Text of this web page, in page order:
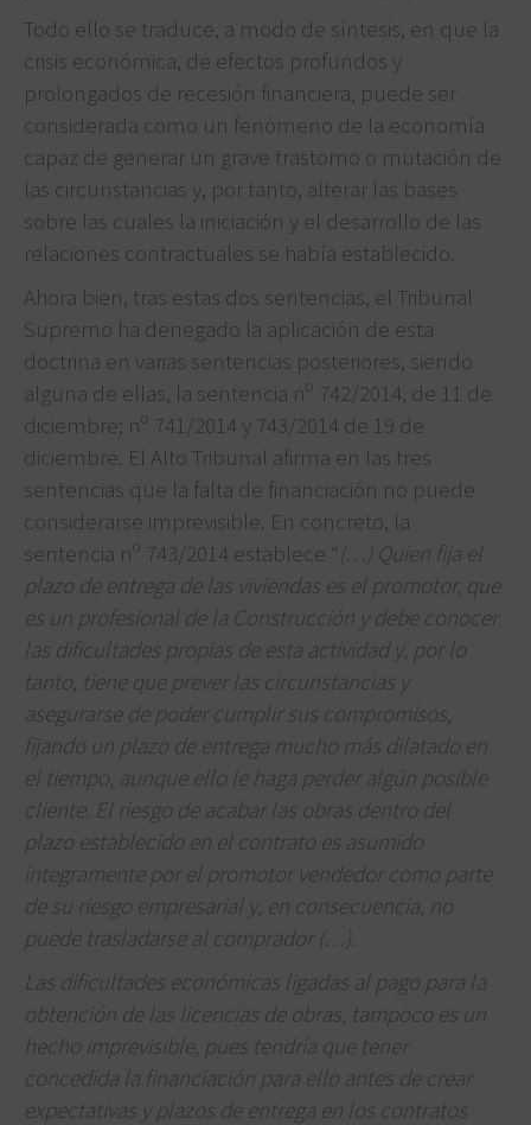
Todo ello se traduce, a modo de síntesis, en que la
crisis económica, de efectos profundos y
prolongados de recesión financiera, puede ser
considerada como un fenómeno de la economía
capaz de generar un grave trastorno o mutación de
las circunstancias y, por tanto, alterar las bases
sobre las cuales la iniciación y el desarrollo de las
relaciones contractuales se había establecido.
Ahora bien, tras estas dos sentencias, el Tribunal
Supremo ha denegado la aplicación de esta
doctrina en varias sentencias posteriores, siendo
alguna de ellas, la sentencia nº 742/2014, de 11 de
diciembre; nº 741/2014 y 743/2014 de 19 de
diciembre. El Alto Tribunal afirma en las tres
sentencias que la falta de financiación no puede
considerarse imprevisible. En concreto, la
sentencia nº 743/2014 establece “(…) Quien fija el
plazo de entrega de las viviendas es el promotor, que
es un profesional de la Construcción y debe conocer
las dificultades propias de esta actividad y, por lo
tanto, tiene que prever las circunstancias y
asegurarse de poder cumplir sus compromisos,
fijando un plazo de entrega mucho más dilatado en
el tiempo, aunque ello le haga perder algún posible
cliente. El riesgo de acabar las obras dentro del
plazo establecido en el contrato es asumido
íntegramente por el promotor vendedor como parte
de su riesgo empresarial y, en consecuencia, no
puede trasladarse al comprador (…).
Las dificultades económicas ligadas al pago para la
obtención de las licencias de obras, tampoco es un
hecho imprevisible, pues tendría que tener
concedida la financiación para ello antes de crear
expectativas y plazos de entrega en los contratos